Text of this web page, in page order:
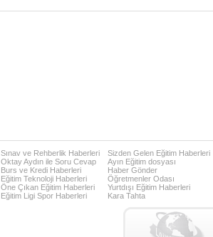
Sınav ve Rehberlik Haberleri
Oktay Aydın ile Soru Cevap
Burs ve Kredi Haberleri
Eğitim Teknoloji Haberleri
Öne Çıkan Eğitim Haberleri
Eğitim Ligi Spor Haberleri
Sizden Gelen Eğitim Haberleri
Ayın Eğitim dosyası
Haber Gönder
Öğretmenler Odası
Yurtdışı Eğitim Haberleri
Kara Tahta